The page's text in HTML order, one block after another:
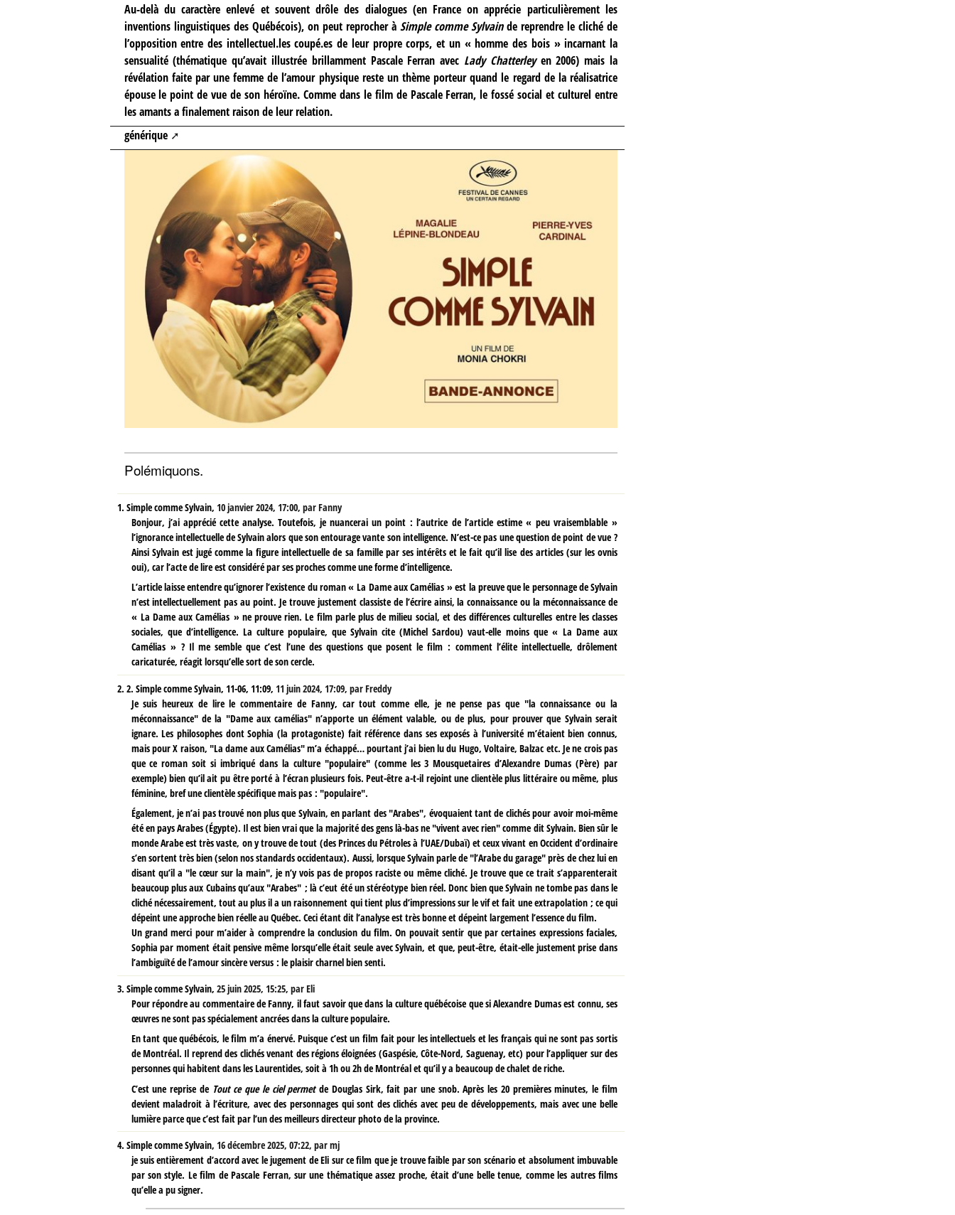
Au-delà du caractère enlevé et souvent drôle des dialogues (en France on apprécie particulièrement les
inventions linguistiques des Québécois), on peut reprocher à Simple comme Sylvainde reprendre le cliché de
l’opposition entre des intellectuel.les coupé.es de leur propre corps, et un « homme des bois » incarnant la
sensualité (thématique qu’avait illustrée brillamment Pascale Ferran avec Lady Chatterleyen 2006) mais la
révélation faite par une femme de l’amour physique reste un thème porteur quand le regard de la réalisatrice
épouse le point de vue de son héroïne. Comme dans le film de Pascale Ferran, le fossé social et culturel entre
les amants a finalement raison de leur relation.
générique
Polémiquons.
1. Simple comme Sylvain, 10 janvier 2024, 17:00, parFanny
Bonjour, j’ai apprécié cette analyse. Toutefois, je nuancerai un point : l’autrice de l’article estime « peu vraisemblable »
l’ignorance intellectuelle de Sylvain alors que son entourage vante son intelligence. N’est-ce pas une question de point de vue ?
Ainsi Sylvain est jugé comme la figure intellectuelle de sa famille par ses intérêts et le fait qu’il lise des articles (sur les ovnis
oui), car l’acte de lire est considéré par ses proches comme une forme d’intelligence.
L’article laisse entendre qu’ignorer l’existence du roman « La Dame aux Camélias » est la preuve que le personnage de Sylvain
n’est intellectuellement pas au point. Je trouve justement classiste de l’écrire ainsi, la connaissance ou la méconnaissance de
« La Dame aux Camélias » ne prouve rien. Le film parle plus de milieu social, et des différences culturelles entre les classes
sociales, que d’intelligence. La culture populaire, que Sylvain cite (Michel Sardou) vaut-elle moins que « La Dame aux
Camélias » ? Il me semble que c’est l’une des questions que posent le film : comment l’élite intellectuelle, drôlement
caricaturée, réagit lorsqu’elle sort de son cercle.
2. 2. Simple comme Sylvain, 11-06, 11:09, 11 juin 2024, 17:09, parFreddy
Je suis heureux de lire le commentaire de Fanny, car tout comme elle, je ne pense pas que "la connaissance ou la
méconnaissance" de la "Dame aux camélias" n’apporte un élément valable, ou de plus, pour prouver que Sylvain serait
ignare. Les philosophes dont Sophia (la protagoniste) fait référence dans ses exposés à l’université m’étaient bien connus,
mais pour X raison, "La dame aux Camélias" m’a échappé… pourtant j’ai bien lu du Hugo, Voltaire, Balzac etc. Je ne crois pas
que ce roman soit si imbriqué dans la culture "populaire" (comme les 3 Mousquetaires d’Alexandre Dumas (Père) par
exemple) bien qu’il ait pu être porté à l’écran plusieurs fois. Peut-être a-t-il rejoint une clientèle plus littéraire ou même, plus
féminine, bref une clientèle spécifique mais pas : "populaire".
Également, je n’ai pas trouvé non plus que Sylvain, en parlant des "Arabes", évoquaient tant de clichés pour avoir moi-même
été en pays Arabes (Égypte). Il est bien vrai que la majorité des gens là-bas ne "vivent avec rien" comme dit Sylvain. Bien sûr le
monde Arabe est très vaste, on y trouve de tout (des Princes du Pétroles à l’UAE/Dubaï) et ceux vivant en Occident d’ordinaire
s’en sortent très bien (selon nos standards occidentaux). Aussi, lorsque Sylvain parle de "l’Arabe du garage" près de chez lui en
disant qu’il a "le cœur sur la main", je n’y vois pas de propos raciste ou même cliché. Je trouve que ce trait s’apparenterait
beaucoup plus aux Cubains qu’aux "Arabes" ; là c’eut été un stéréotype bien réel. Donc bien que Sylvain ne tombe pas dans le
cliché nécessairement, tout au plus il a un raisonnement qui tient plus d’impressions sur le vif et fait une extrapolation ; ce qui
dépeint une approche bien réelle au Québec. Ceci étant dit l’analyse est très bonne et dépeint largement l’essence du film.
Un grand merci pour m’aider à comprendre la conclusion du film. On pouvait sentir que par certaines expressions faciales,
Sophia par moment était pensive même lorsqu’elle était seule avec Sylvain, et que, peut-être, était-elle justement prise dans
l’ambiguïté de l’amour sincère versus : le plaisir charnel bien senti.
3. Simple comme Sylvain, 25 juin 2025, 15:25, parEli
Pour répondre au commentaire de Fanny, il faut savoir que dans la culture québécoise que si Alexandre Dumas est connu, ses
œuvres ne sont pas spécialement ancrées dans la culture populaire.
En tant que québécois, le film m’a énervé. Puisque c’est un film fait pour les intellectuels et les français qui ne sont pas sortis
de Montréal. Il reprend des clichés venant des régions éloignées (Gaspésie, Côte-Nord, Saguenay, etc) pour l’appliquer sur des
personnes qui habitent dans les Laurentides, soit à 1h ou 2h de Montréal et qu’il y a beaucoup de chalet de riche.
C’est une reprise de Tout ce que le ciel permetde Douglas Sirk, fait par une snob. Après les 20 premières minutes, le film
devient maladroit à l’écriture, avec des personnages qui sont des clichés avec peu de développements, mais avec une belle
lumière parce que c’est fait par l’un des meilleurs directeur photo de la province.
4. Simple comme Sylvain, 16 décembre 2025, 07:22, parmj
je suis entièrement d’accord avec le jugement de Eli sur ce film que je trouve faible par son scénario et absolument imbuvable
par son style. Le film de Pascale Ferran, sur une thématique assez proche, était d’une belle tenue, comme les autres films
qu’elle a pu signer.